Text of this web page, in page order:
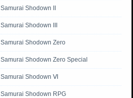
Samurai Shodown II
Samurai Shodown III
Samurai Shodown Zero
Samurai Shodown Zero Special
Samurai Shodown Ⅵ
Samurai Shodown RPG